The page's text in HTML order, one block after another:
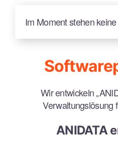
Im Moment stehen
Wir entwickeln
Verwaltungslösung
ANIDATA